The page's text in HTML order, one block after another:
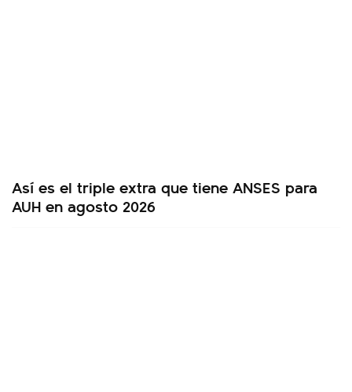
Así es el triple extra que tiene ANSES para
AUH en agosto 2026